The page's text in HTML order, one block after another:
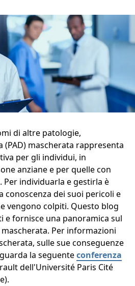
di altre patologie,
(PAD) mascherata rappresenta
per gli individui, in
anziane e per quelle con
individuarla e gestirla è
conoscenza dei suoi pericoli e
vengono colpiti. Questo blog
e fornisce una panoramica sul
Per informazioni
sulle sue conseguenze
la seguenteconferenza
dell'Université Paris Cité